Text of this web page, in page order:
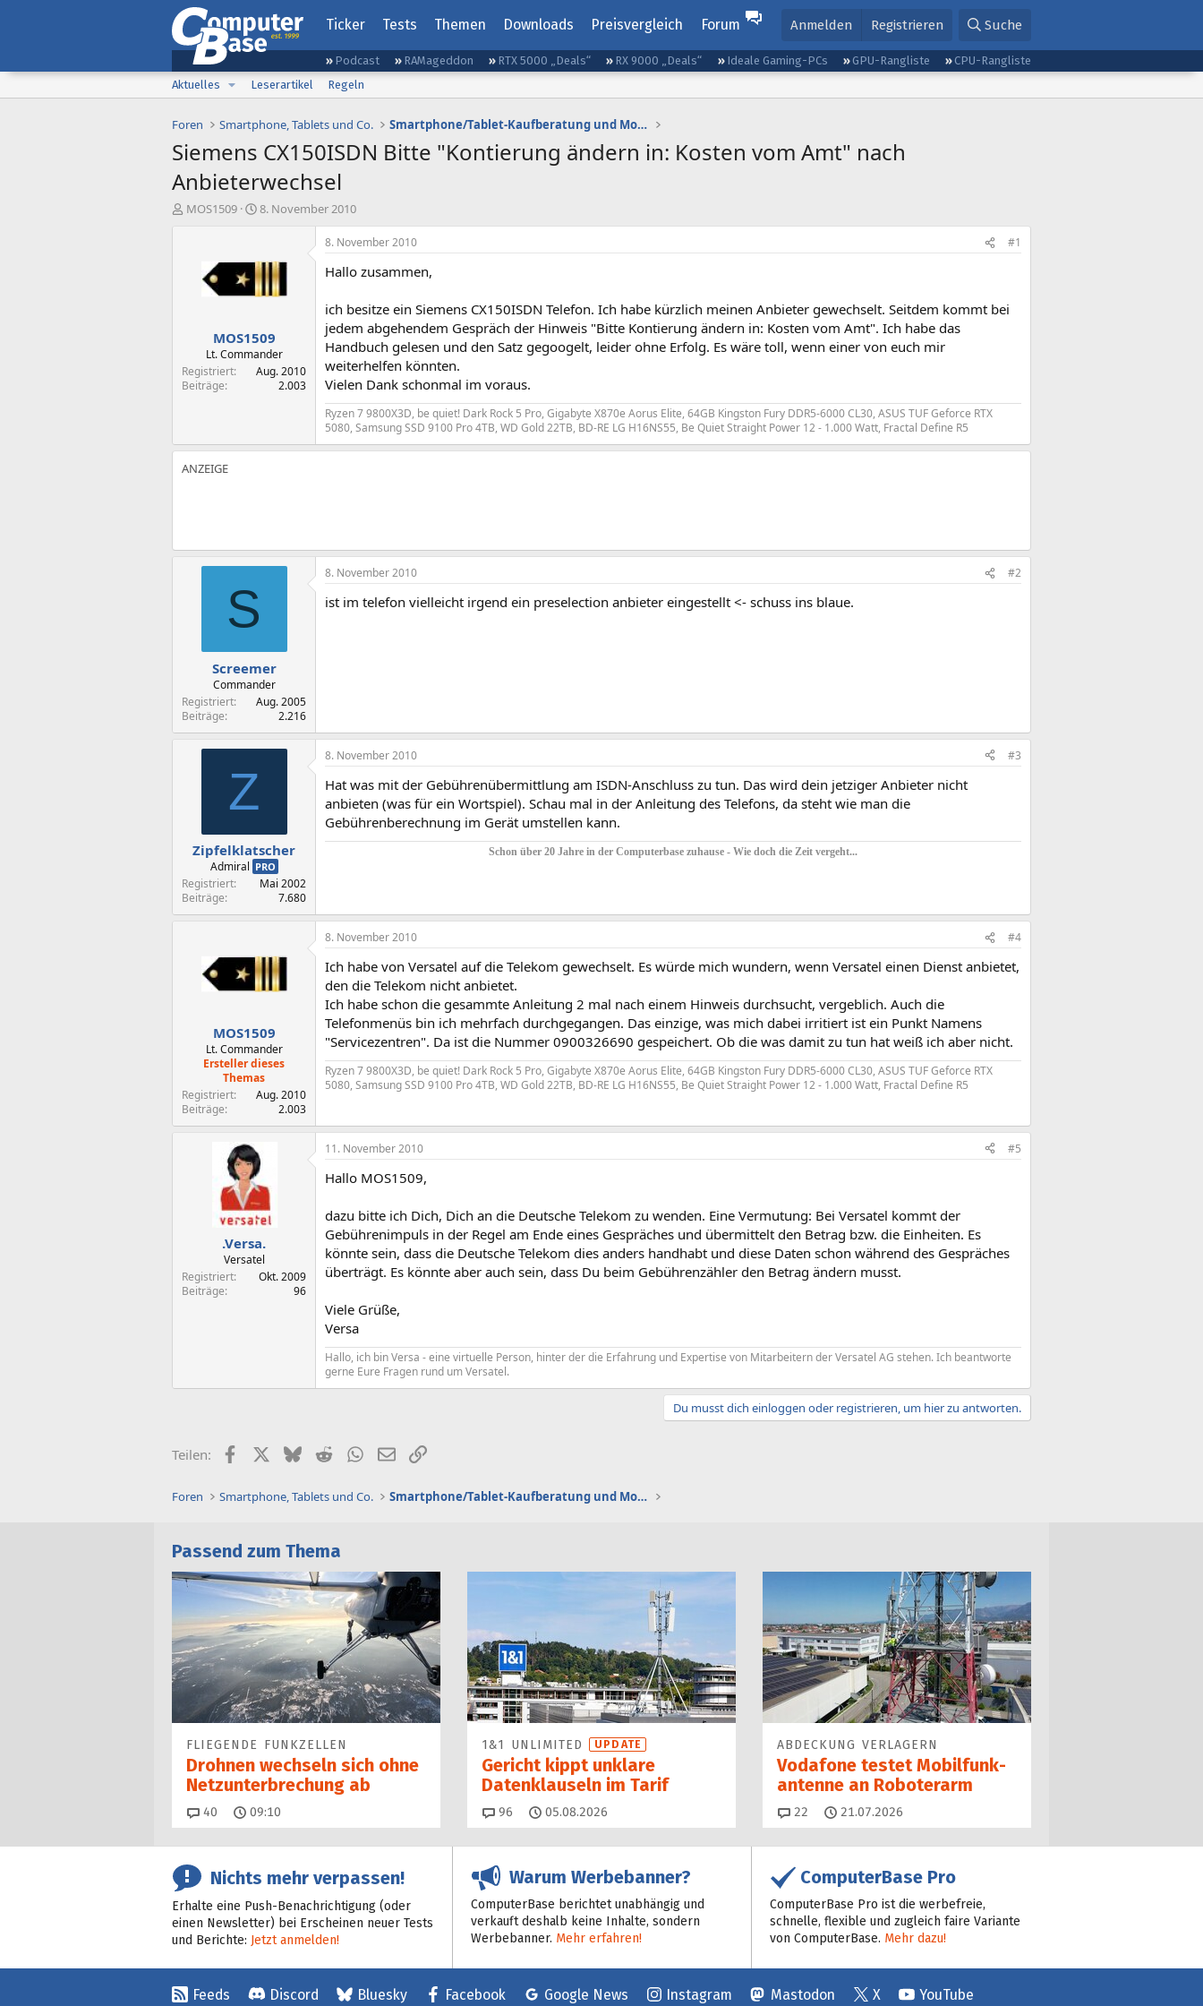
Ticker Tests Themen Downloads Preisvergleich Forum Anmelden Registrieren Suche
Podcast RAMageddon RTX 5000 „Deals“ RX 9000 „Deals“ Ideale Gaming-PCs GPU-Rangliste
CPU-Rangliste
Aktuelles
Leserartikel Regeln
Foren Smartphone, Tablets und Co. Smartphone/Tablet-Kaufberatung und Mobilfunktarife
Siemens CX150ISDN Bitte "Kontierung ändern in: Kosten vom Amt" nach
Anbieterwechsel
E
MOS1509
E
e
l
a
m
8. November 2010
MOS1509
Lt. Commander
Registriert
Aug. 2010
Beiträge
2.003
8. November 2010 #1
Hallo zusammen,
ich besitze ein Siemens CX150ISDN Telefon. Ich habe kürzlich meinen Anbieter gewechselt. Seitdem kommt bei
jedem abgehendem Gespräch der Hinweis "Bitte Kontierung ändern in: Kosten vom Amt". Ich habe das
Handbuch gelesen und den Satz gegoogelt, leider ohne Erfolg. Es wäre toll, wenn einer von euch mir
weiterhelfen könnten.
Vielen Dank schonmal im voraus.
Ryzen 7 9800X3D, be quiet! Dark Rock 5 Pro, Gigabyte X870e Aorus Elite, 64GB Kingston Fury DDR5-6000 CL30, ASUS TUF Geforce RTX
5080, Samsung SSD 9100 Pro 4TB, WD Gold 22TB, BD-RE LG H16NS55, Be Quiet Straight Power 12 - 1.000 Watt, Fractal Define R5
S
Screemer
Commander
Registriert
Aug. 2005
Beiträge
2.216
8. November 2010 #2
ist im telefon vielleicht irgend ein preselection anbieter eingestellt <- schuss ins blaue.
Z
Zipfelklatscher
Admiral PRO
Registriert
Mai 2002
Beiträge
7.680
8. November 2010 #3
Hat was mit der Gebührenübermittlung am ISDN-Anschluss zu tun. Das wird dein jetziger Anbieter nicht
anbieten (was für ein Wortspiel). Schau mal in der Anleitung des Telefons, da steht wie man die
Gebührenberechnung im Gerät umstellen kann.
Schon über 20 Jahre in der Computerbase zuhause - Wie doch die Zeit vergeht...
MOS1509
Lt. Commander
Ersteller dieses
Themas
Registriert
Aug. 2010
Beiträge
2.003
8. November 2010 #4
Ich habe von Versatel auf die Telekom gewechselt. Es würde mich wundern, wenn Versatel einen Dienst anbietet,
den die Telekom nicht anbietet.
Ich habe schon die gesammte Anleitung 2 mal nach einem Hinweis durchsucht, vergeblich. Auch die
Telefonmenüs bin ich mehrfach durchgegangen. Das einzige, was mich dabei irritiert ist ein Punkt Namens
"Servicezentren". Da ist die Nummer 0900326690 gespeichert. Ob die was damit zu tun hat weiß ich aber nicht.
Ryzen 7 9800X3D, be quiet! Dark Rock 5 Pro, Gigabyte X870e Aorus Elite, 64GB Kingston Fury DDR5-6000 CL30, ASUS TUF Geforce RTX
5080, Samsung SSD 9100 Pro 4TB, WD Gold 22TB, BD-RE LG H16NS55, Be Quiet Straight Power 12 - 1.000 Watt, Fractal Define R5
.Versa.
Versatel
Registriert
Okt. 2009
Beiträge
96
11. November 2010 #5
Hallo MOS1509,
dazu bitte ich Dich, Dich an die Deutsche Telekom zu wenden. Eine Vermutung: Bei Versatel kommt der
Gebührenimpuls in der Regel am Ende eines Gespräches und übermittelt den Betrag bzw. die Einheiten. Es
könnte sein, dass die Deutsche Telekom dies anders handhabt und diese Daten schon während des Gespräches
überträgt. Es könnte aber auch sein, dass Du beim Gebührenzähler den Betrag ändern musst.
Viele Grüße,
Versa
Hallo, ich bin Versa - eine virtuelle Person, hinter der die Erfahrung und Expertise von Mitarbeitern der Versatel AG stehen. Ich beantworte
gerne Eure Fragen rund um Versatel.
Du musst dich einloggen oder registrieren, um hier zu antworten.
Teilen: FacebookX (Twitter)
BlueskyRedditWhatsApp
E-MailLink
Foren Smartphone, Tablets und Co. Smartphone/Tablet-Kaufberatung und Mobilfunktarife
Passend zum Thema
FLIEGENDE FUNKZELLEN
Drohnen wechseln sich ohne
Netz­unter­brechung ab
40 Kommentare
09:10
1&1 UNLIMITED UPDATE
Gericht kippt unklare
Datenklauseln im Tarif
96 Kommentare
05.08.2026
ABDECKUNG VERLAGERN
Vodafone testet Mobilfunk­
antenne an Roboterarm
22 Kommentare
21.07.2026
Nichts mehr verpassen!
Erhalte eine Push-Benachrichtigung (oder
einen Newsletter) bei Erscheinen neuer Tests
und Berichte: Jetzt anmelden!
Warum Werbebanner?
ComputerBase berichtet unabhängig und
verkauft deshalb keine Inhalte, sondern
Werbebanner. Mehr erfahren!
ComputerBase Pro
ComputerBase Pro ist die werbefreie,
schnelle, flexible und zugleich faire Variante
von ComputerBase. Mehr dazu!
Feeds Discord Bluesky Facebook Google News Instagram Mastodon X YouTube